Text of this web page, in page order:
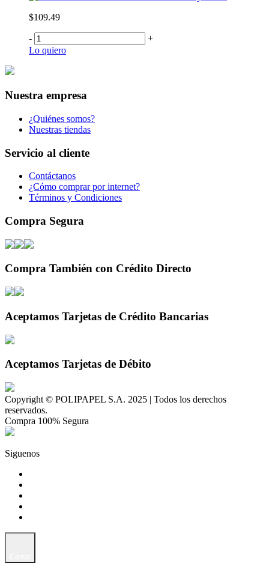
$109.49
-
+
Lo quiero
Nuestra empresa
¿Quiénes somos?
Nuestras tiendas
Servicio al cliente
Contáctanos
¿Cómo comprar por internet?
Términos y Condiciones
Compra Segura
Compra También con Crédito Directo
Aceptamos Tarjetas de Crédito Bancarias
Aceptamos Tarjetas de Débito
Copyright © POLIPAPEL S.A. 2025 | Todos los derechos
reservados.
Compra 100% Segura
Siguenos